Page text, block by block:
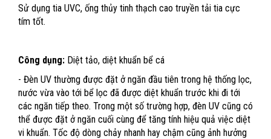
Sử dụng tia UVC, ống thủy tinh thạch cao truyền tải tia cực
tím tốt.
Công dụng: Diệt tảo, diệt khuẩn bể cá
- Đèn UV thường được đặt ở ngăn đầu tiên trong hệ thống lọc,
nước vừa vào tới bể lọc đã được diệt khuẩn trước khi đi tới
các ngăn tiếp theo. Trong một số trường hợp, đèn UV cũng có
thể được đặt ở ngăn cuối cùng để tăng tính hiệu quả việc diệt
vi khuẩn. Tốc độ dòng chảy nhanh hay chậm cũng ảnh hưởng